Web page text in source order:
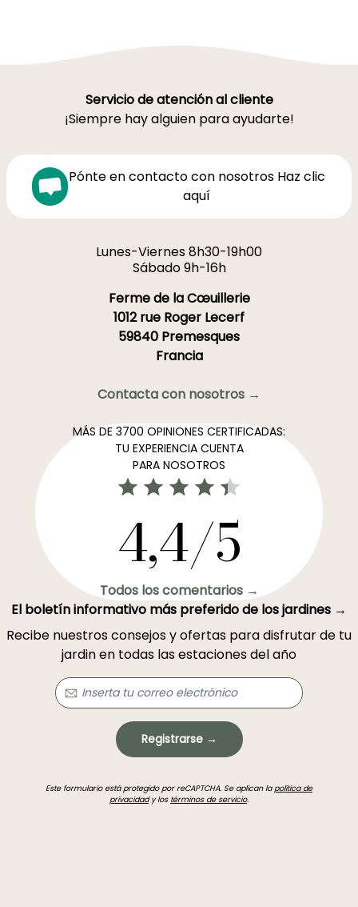
Servicio de atención al cliente
¡Siempre hay alguien para ayudarte!
Pónte en contacto con nosotros Haz clic
aquí
Lunes-Viernes 8h30-19h00
Sábado 9h-16h
Ferme de la Cœuillerie
1012 rue Roger Lecerf
59840 Premesques
Francia
Contacta con nosotros →
MÁS DE 3700 OPINIONES CERTIFICADAS:
TU EXPERIENCIA CUENTA
PARA NOSOTROS
4,4/5
Todos los comentarios →
El boletín informativo más preferido de los jardines →
Recibe nuestros consejos y ofertas para disfrutar de tu
jardin en todas las estaciones del año
Registrarse →
Este formulario está protegido por reCAPTCHA. Se aplican la política de
privacidady los términos de servicio.